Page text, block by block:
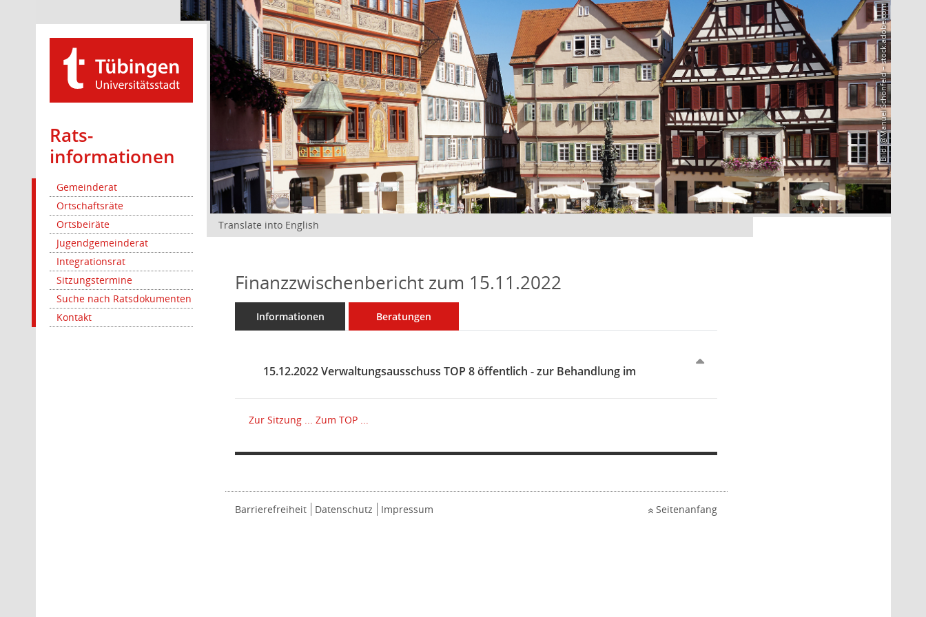
Rats­
informationen
Gemeinderat
Ortschaftsräte
Ortsbeiräte
Jugendgemeinderat
Integrationsrat
Sitzungstermine
Suche nach Ratsdokumenten
Kontakt
Bild: @Manuel Schönfeld – stock.adobe.com
Translate into English
Finanzzwischenbericht zum 15.11.2022
Informationen Beratungen
15.12.2022 Verwaltungsausschuss TOP 8 öffentlich - zur Behandlung im
Zur Sitzung ... Zum TOP ...
Barrierefreiheit Datenschutz Impressum Seitenanfang